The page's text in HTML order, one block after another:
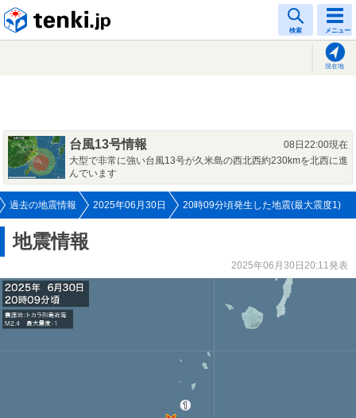
検索 メニュー
現在地
台風13号情報
08日22:00現在
大型で非常に強い台風13号が久米島の西北西約230kmを北西に進
んでいます
過去の地震情報 2025年06月30日 20時09分頃発生した地震(最大震度1)
地震情報
2025年06月30日20:11発表